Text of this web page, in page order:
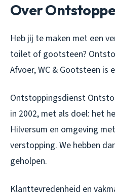
Over
Heb jij te maken met een
toilet of gootsteen?
Afvoer, WC & Gootsteen is
Ontstoppingsdienst
in 2002, met als doel: het
Hilversum en omgeving
verstopping. We hebben
geholpen.
Klanttevredenheid en